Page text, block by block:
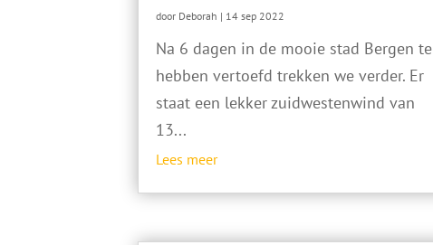
door Deborah | 14 sep 2022
Na 6 dagen in de mooie stad Bergen te
hebben vertoefd trekken we verder. Er
staat een lekker zuidwestenwind van
13...
Lees meer